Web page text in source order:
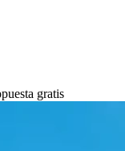
gratis